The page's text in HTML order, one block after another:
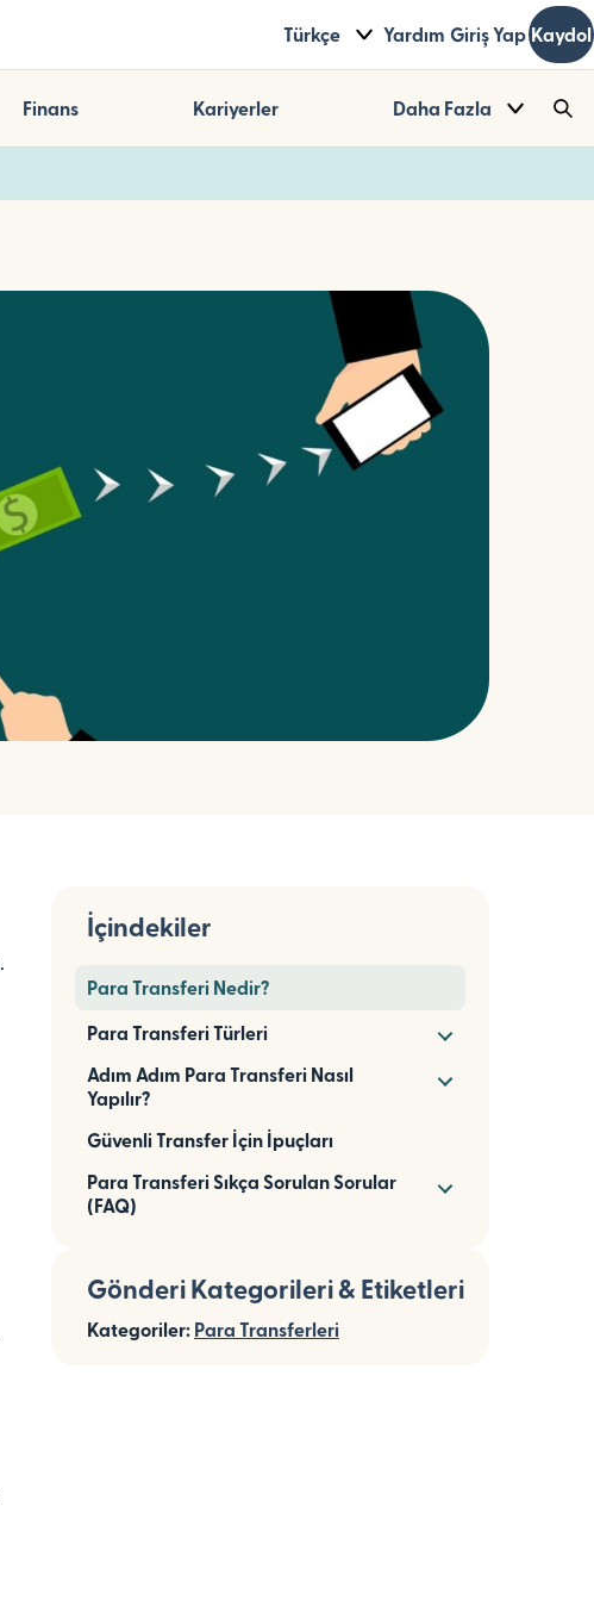
Türkçe Yardım Giriş Yap Kaydol
Finans Kariyerler Daha Fazla
İçindekiler
Para Transferi Nedir?
Para Transferi Türleri
Adım Adım Para Transferi Nasıl
Yapılır?
Güvenli Transfer İçin İpuçları
Para Transferi Sıkça Sorulan Sorular
(FAQ)
Gönderi Kategorileri & Etiketleri
Kategoriler: Para Transferleri